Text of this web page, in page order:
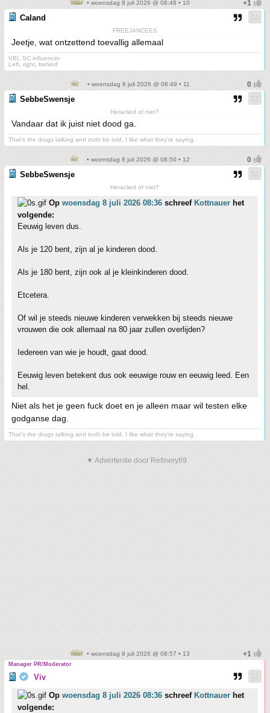
• woensdag 8 juli 2026 @ 08:48 • 10
Caland
FREEJANCEES
Jeetje, wat ontzettend toevallig allemaal
VBL SC influencer
Left, right, behind
• woensdag 8 juli 2026 @ 08:49 • 11
SebbeSwensje
Heraclied of niet?
Vandaar dat ik juist niet dood ga.
That's the drugs talking and truth be told, I like what they're saying.
• woensdag 8 juli 2026 @ 08:50 • 12
SebbeSwensje
Heraclied of niet?
Op woensdag 8 juli 2026 08:36 schreef Kottnauer het
volgende:
Eeuwig leven dus.
Als je 120 bent, zijn al je kinderen dood.
Als je 180 bent, zijn ook al je kleinkinderen dood.
Etcetera.
Of wil je steeds nieuwe kinderen verwekken bij steeds nieuwe
vrouwen die ook allemaal na 80 jaar zullen overlijden?
Iedereen van wie je houdt, gaat dood.
Eeuwig leven betekent dus ook eeuwige rouw en eeuwig leed. Een
hel.
Niet als het je geen fuck doet en je alleen maar wil testen elke
godganse dag.
That's the drugs talking and truth be told, I like what they're saying.
▼ Advertentie door Refinery89
• woensdag 8 juli 2026 @ 08:57 • 13
Manager PR/Moderator
Viv
Op woensdag 8 juli 2026 08:36 schreef Kottnauer het
volgende: